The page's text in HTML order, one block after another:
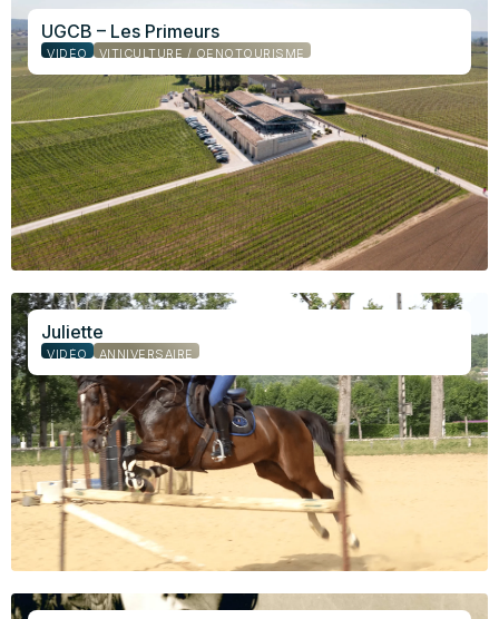
UGCB – Les Primeurs
VIDÉO VITICULTURE / OENOTOURISME
Juliette
VIDÉO ANNIVERSAIRE